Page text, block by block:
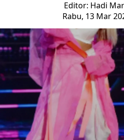
Editor: Hadi
Rabu, 13 Mar